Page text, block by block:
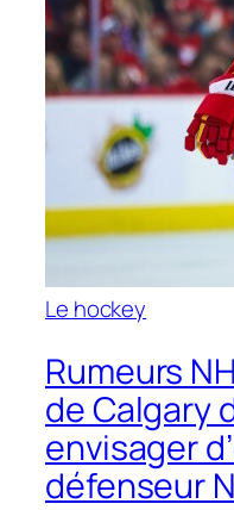
Le hockey
Rumeurs
de Calgary
envisager
défenseur